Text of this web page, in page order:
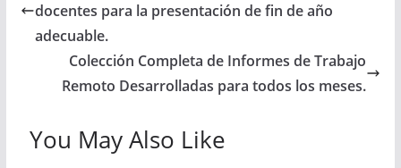
docentes para la presentación de fin de año
adecuable.
Colección Completa de Informes de Trabajo
Remoto Desarrolladas para todos los meses.
You May Also Like